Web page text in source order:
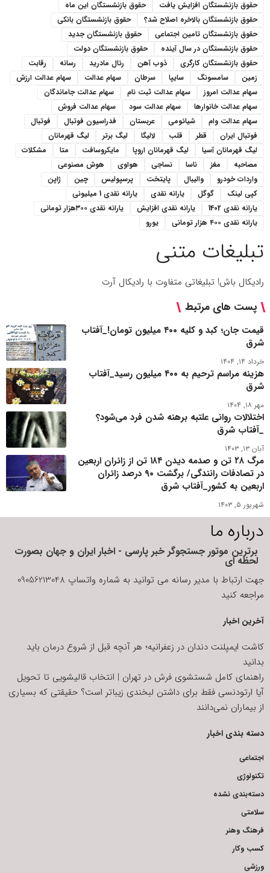
حقوق بازنشستگان افزایش یافت
حقوق بازنشستگان این ماه
حقوق بازنشستگان بالاخره اصلاح شد؟
حقوق بازنشستگان بانکی
حقوق بازنشستگان تامین اجتماعی
حقوق بازنشستگان جدید
حقوق بازنشستگان در سال آینده
حقوق بازنشستگان دولت
حقوق بازنشستگان کارگری
ذوب آهن رئال مادرید رسانه
رقابت
زمین
سامسونگ سایپا سرطان سهام عدالت
سهام عدالت ارزش
سهام عدالت امروز
سهام عدالت ثبت نام
سهام عدالت جاماندگان
سهام عدالت خانوارها
سهام عدالت سود
سهام عدالت فروش
سهام عدالت وام
شیائومی عربستان فدراسیون فوتبال
فوتبال
فوتبال ایران
قطر قلب لالیگا لیگ برتر
لیگ قهرمانان
لیگ قهرمانان آسیا
لیگ قهرمانان اروپا مایکروسافت متا
مشکلات
مصاحبه
مغز ناسا نساجی هواوی
هوش مصنوعی
واردات خودرو
والیبال پایتخت پرسپولیس چین
ژاپن
کپی لینک
گوگل یارانه نقدی
یارانه نقدی 1 میلیونی
یارانه نقدی 1402
یارانه نقدی افزایش
یارانه نقدی ۳۰۰هزار تومانی
یارانه نقدی ۴۰۰ هزار تومانی
یورو
تبلیغات متنی
رادیکال باش! تبلیغاتی متفاوت با رادیکال آرت
پست های مرتبط
قیمت جان؛ کبد و کلیه ۴۰۰ میلیون تومان!_آفتاب
شرق
خرداد ۱۴, ۱۴۰۴
هزینه مراسم ترحیم به ۴۰۰ میلیون رسید_آفتاب
شرق
مهر ۱۸, ۱۴۰۴
اختلالات روانی علتبه برهنه شدن فرد می‌شود؟
_آفتاب شرق
آبان ۱۳, ۱۴۰۳
مرگ ۲۸ تن و صدمه دیدن ۱۸۴ تن از زائران اربعین
در تصادفات رانندگی/ برگشت ۹۰ درصد زائران
اربعین به کشور_آفتاب شرق
شهریور ۵, ۱۴۰۳
درباره ما
برترین موتور جستجوگر خبر پارسی - اخبار ایران و جهان بصورت
لحظه ای
جهت ارتباط با مدیر رسانه می توانید به شماره واتساپ 09056213048
مراجعه کنید
آخرین اخبار
کاشت ایمپلنت دندان در زعفرانیه؛ هر آنچه قبل از شروع درمان باید
بدانید
راهنمای کامل شستشوی فرش در تهران | انتخاب قالیشویی تا تحویل
آیا ارتودنسی فقط برای داشتن لبخندی زیباتر است؟ حقیقتی که بسیاری
از بیماران نمی‌دانند
دسته بندی اخبار
اجتماعی
تکنولوژی
دسته‌بندی نشده
سلامتی
فرهنگ وهنر
کسب وکار
ورزشی